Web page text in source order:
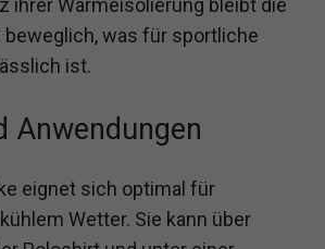
ihrer Wärmeisolierung bleibt die
was für sportliche
ist.
Anwendungen
eignet sich optimal für
Wetter. Sie kann über